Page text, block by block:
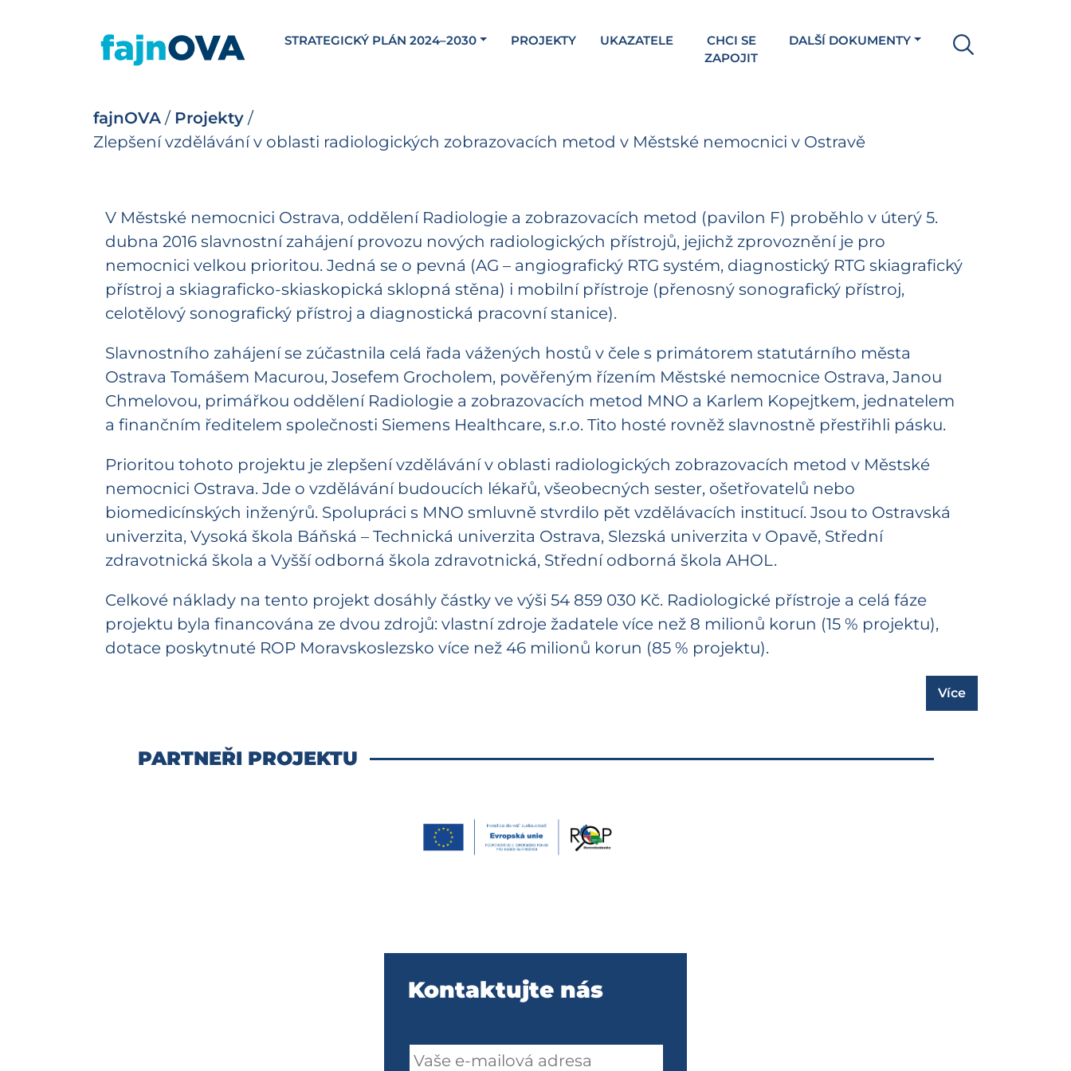
STRATEGICKÝ PLÁN 2024–2030 PROJEKTY UKAZATELE
CHCI SE
ZAPOJIT
DALŠÍ DOKUMENTY
fajnOVA / Projekty /
Zlepšení vzdělávání v oblasti radiologických zobrazovacích metod v Městské nemocnici v Ostravě
V Městské nemocnici Ostrava, oddělení Radiologie a zobrazovacích metod (pavilon F) proběhlo v úterý 5.
dubna 2016 slavnostní zahájení provozu nových radiologických přístrojů, jejichž zprovoznění je pro
nemocnici velkou prioritou. Jedná se o pevná (AG – angiografický RTG systém, diagnostický RTG skiagrafický
přístroj a skiagraficko-skiaskopická sklopná stěna) i mobilní přístroje (přenosný sonografický přístroj,
celotělový sonografický přístroj a diagnostická pracovní stanice).
Slavnostního zahájení se zúčastnila celá řada vážených hostů v čele s primátorem statutárního města
Ostrava Tomášem Macurou, Josefem Grocholem, pověřeným řízením Městské nemocnice Ostrava, Janou
Chmelovou, primářkou oddělení Radiologie a zobrazovacích metod MNO a Karlem Kopejtkem, jednatelem
a finančním ředitelem společnosti Siemens Healthcare, s.r.o. Tito hosté rovněž slavnostně přestřihli pásku.
Prioritou tohoto projektu je zlepšení vzdělávání v oblasti radiologických zobrazovacích metod v Městské
nemocnici Ostrava. Jde o vzdělávání budoucích lékařů, všeobecných sester, ošetřovatelů nebo
biomedicínských inženýrů. Spolupráci s MNO smluvně stvrdilo pět vzdělávacích institucí. Jsou to Ostravská
univerzita, Vysoká škola Báňská – Technická univerzita Ostrava, Slezská univerzita v Opavě, Střední
zdravotnická škola a Vyšší odborná škola zdravotnická, Střední odborná škola AHOL.
Celkové náklady na tento projekt dosáhly částky ve výši 54 859 030 Kč. Radiologické přístroje a celá fáze
projektu byla financována ze dvou zdrojů: vlastní zdroje žadatele více než 8 milionů korun (15 % projektu),
dotace poskytnuté ROP Moravskoslezsko více než 46 milionů korun (85 % projektu).
Více
PARTNEŘI PROJEKTU
Kontaktujte nás